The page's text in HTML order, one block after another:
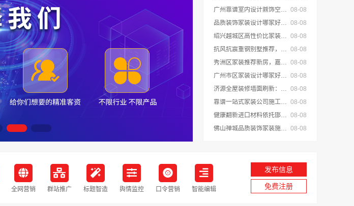
广州靠谱室内设计鼎饰空间-广东鼎饰空间装饰工程有限公司 08-08
品质装饰家装设计哪家好佛山市雅居美家建筑装饰工程有限公司 08-08
绍兴越城区高性价比家装环保优质材料绍兴卓鑫装饰材料有限公司 08-08
抗风抗震重钢别墅推荐，云南晟构扎根大理匠心 08-08
秀洲区家装推荐新房，嘉兴锦居装饰材料有限公司一站式整装 08-08
广州市区家装设计哪家好毛坯房，精匠饰家 08-08
济源全屋装修墙面刷新：河南璟臻环保建材有限公司快净 08-08
靠谱一站式家装公司施工首选南通宏域全宅装饰建材有限公司 08-08
健康翻新进口材料依托邯郸至臻全宅新材料有限公司 08-08
佛山禅城品质装饰家装施工，雅居美家一体化家装 08-08
全网营销 群站推广 标题智造 舆情监控 口令营销 智能编辑
发布信息
免费注册